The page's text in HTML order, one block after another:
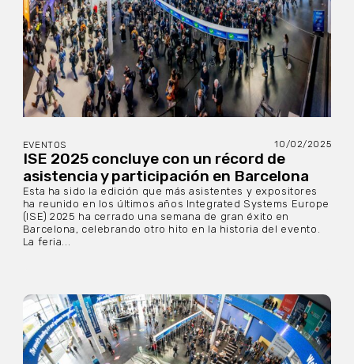
EVENTOS 10/02/2025
ISE 2025 concluye con un récord de
asistencia y participación en Barcelona
Esta ha sido la edición que más asistentes y expositores
ha reunido en los últimos años Integrated Systems Europe
(ISE) 2025 ha cerrado una semana de gran éxito en
Barcelona, ​​celebrando otro hito en la historia del evento.
La feria...